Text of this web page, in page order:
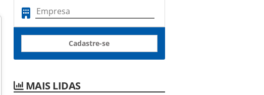
Cadastre-se
MAIS LIDAS